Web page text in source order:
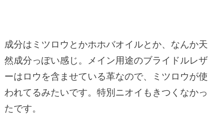
成分はミツロウとかホホバオイルとか、なんか天
然成分っぽい感じ。メイン用途のブライドルレザ
ーはロウを含ませている革なので、ミツロウが使
われてるみたいです。特別ニオイもきつくなかっ
たです。